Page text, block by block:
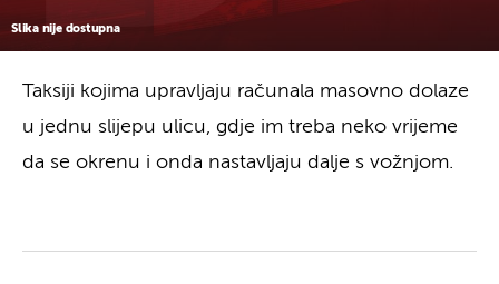
Slika nije dostupna
Taksiji kojima upravljaju računala masovno dolaze
u jednu slijepu ulicu, gdje im treba neko vrijeme
da se okrenu i onda nastavljaju dalje s vožnjom.